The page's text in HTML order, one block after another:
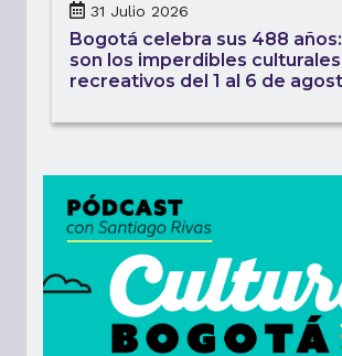
31 Julio 2026
Bogotá celebra sus 488
son los imperdibles
recreativos del 1 al 6 de